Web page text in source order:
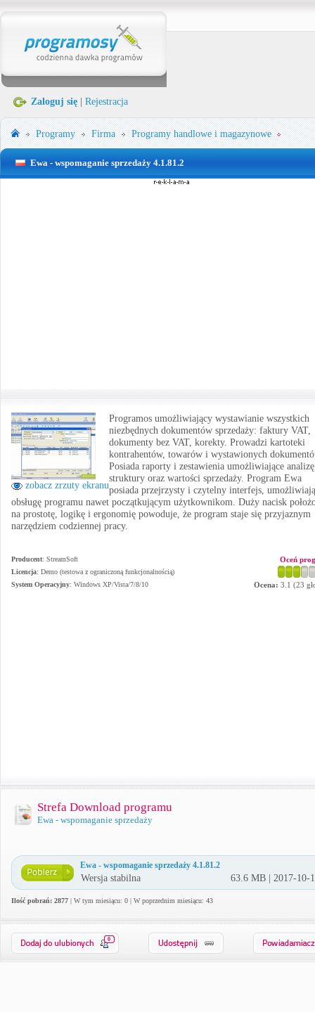
Zaloguj się Rejestracja
Programy Firma Programy handlowe i magazynowe
Ewa - wspomaganie sprzedaży 4.1.81.2
zobacz zrzuty ekranu
Programos umożliwiający wystawianie wszystkich
niezbędnych dokumentów sprzedaży: faktury VAT,
dokumenty bez VAT, korekty. Prowadzi kartoteki
kontrahentów, towarów i wystawionych
Posiada raporty i zestawienia umożliwiające analizę
struktury oraz wartości sprzedaży. Program Ewa
posiada przejrzysty i czytelny interfejs,
obsługę programu nawet początkującym użytkownikom. Duży nacisk
na prostotę, logikę i ergonomię powoduje, że program staje się przyjaznym
narzędziem codziennej pracy.
Producent: StreamSoft
Licencja: Demo (testowa z ograniczoną funkcjonalnością)
System Operacyjny: Windows XP/Vista/7/8/10
Oceń
Ocena: 3.1 (23
Strefa Download programu
Ewa - wspomaganie sprzedaży
Ewa - wspomaganie sprzedaży 4.1.81.2
Wersja stabilna 63.6 MB | 2017-10-
Ilość pobrań: 2877 | W tym miesiącu: 0 | W poprzednim miesiącu: 43
0